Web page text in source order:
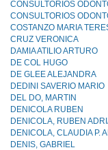
CONSULTORIOS
CONSULTORIOS
COSTANZO MARIA
CRUZ VERONICA
DAMIA ATILIO ARTURO
DE COL HUGO
DE GLEE ALEJANDRA
DEDINI SAVERIO MARIO
DEL DO, MARTIN
DENICOLA RUBEN
DENICOLA, RUBEN
DENICOLA, CLAUDIA P.
DENIS, GABRIEL